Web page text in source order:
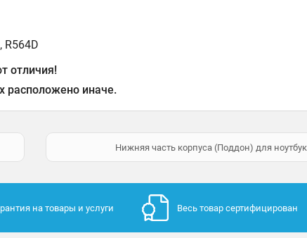
R564D
отличия!
расположено иначе.
Нижняя часть корпуса (Поддон) для
на товары и услуги Весь товар сертифицирован